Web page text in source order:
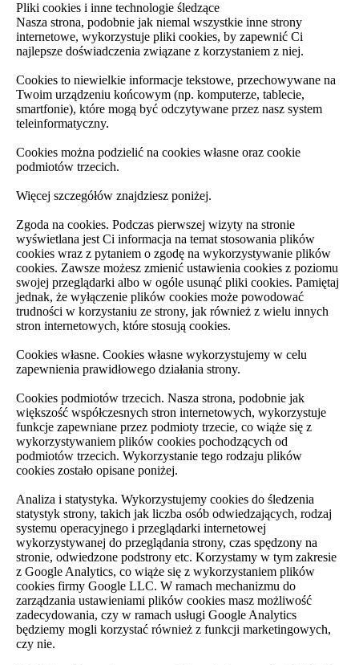
Pliki cookies i inne technologie śledzące
Nasza strona, podobnie jak niemal wszystkie inne strony
internetowe, wykorzystuje pliki cookies, by zapewnić Ci
najlepsze doświadczenia związane z korzystaniem z niej.
Cookies to niewielkie informacje tekstowe, przechowywane na
Twoim urządzeniu końcowym (np. komputerze, tablecie,
smartfonie), które mogą być odczytywane przez nasz system
teleinformatyczny.
Cookies można podzielić na cookies własne oraz cookie
podmiotów trzecich.
Więcej szczegółów znajdziesz poniżej.
Zgoda na cookies. Podczas pierwszej wizyty na stronie
wyświetlana jest Ci informacja na temat stosowania plików
cookies wraz z pytaniem o zgodę na wykorzystywanie plików
cookies. Zawsze możesz zmienić ustawienia cookies z poziomu
swojej przeglądarki albo w ogóle usunąć pliki cookies. Pamiętaj
jednak, że wyłączenie plików cookies może powodować
trudności w korzystaniu ze strony, jak również z wielu innych
stron internetowych, które stosują cookies.
Cookies własne. Cookies własne wykorzystujemy w celu
zapewnienia prawidłowego działania strony.
Cookies podmiotów trzecich. Nasza strona, podobnie jak
większość współczesnych stron internetowych, wykorzystuje
funkcje zapewniane przez podmioty trzecie, co wiąże się z
wykorzystywaniem plików cookies pochodzących od
podmiotów trzecich. Wykorzystanie tego rodzaju plików
cookies zostało opisane poniżej.
Analiza i statystyka. Wykorzystujemy cookies do śledzenia
statystyk strony, takich jak liczba osób odwiedzających, rodzaj
systemu operacyjnego i przeglądarki internetowej
wykorzystywanej do przeglądania strony, czas spędzony na
stronie, odwiedzone podstrony etc. Korzystamy w tym zakresie
z Google Analytics, co wiąże się z wykorzystaniem plików
cookies firmy Google LLC. W ramach mechanizmu do
zarządzania ustawieniami plików cookies masz możliwość
zadecydowania, czy w ramach usługi Google Analytics
będziemy mogli korzystać również z funkcji marketingowych,
czy nie.